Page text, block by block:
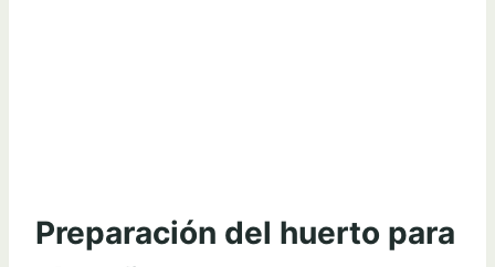
Preparación del huerto para